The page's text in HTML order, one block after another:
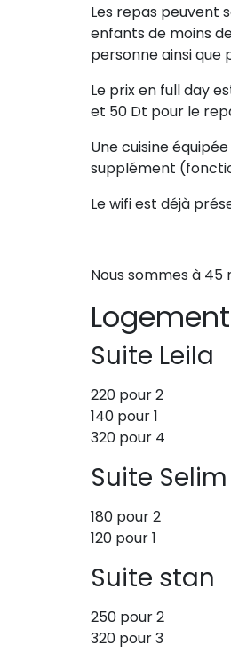
Les repas peuvent
enfants de moins
personne ainsi que
Le prix en full day
et 50 Dt pour le
Une cuisine
supplément
Le wifi est déjà
Nous sommes à
Suite Leila
220 pour 2
140 pour 1
320 pour 4
Suite Selim
180 pour 2
120 pour 1
Suite stan
250 pour 2
320 pour 3